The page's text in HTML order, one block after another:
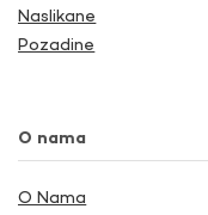
Naslikane
Pozadine
O nama
O Nama